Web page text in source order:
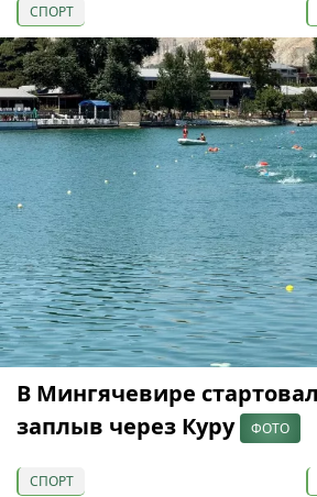
СПОРТ
В Мингячевире
заплыв через Куру
ФОТО
СПОРТ